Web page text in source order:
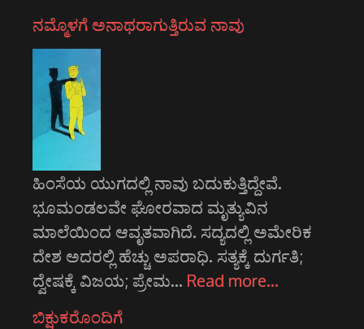
ನಮ್ಮೊಳಗೆ ಅನಾಥರಾಗುತ್ತಿರುವ ನಾವು
ಹಿಂಸೆಯ ಯುಗದಲ್ಲಿ ನಾವು ಬದುಕುತ್ತಿದ್ದೇವೆ.
ಭೂಮಂಡಲವೇ ಘೋರವಾದ ಮೃತ್ಯುವಿನ
ಮಾಲೆಯಿಂದ ಆವೃತವಾಗಿದೆ. ಸದ್ಯದಲ್ಲಿ ಅಮೇರಿಕ
ದೇಶ ಅದರಲ್ಲಿ ಹೆಚ್ಚು ಅಪರಾಧಿ. ಸತ್ಯಕ್ಕೆ ದುರ್ಗತಿ;
ದ್ವೇಷಕ್ಕೆ ವಿಜಯ; ಪ್ರೇಮ… Read more…
ಬಿಕ್ಷುಕರೊಂದಿಗೆ